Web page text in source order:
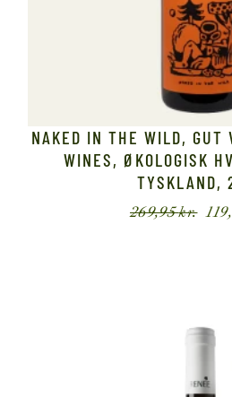
NAKED IN THE WILD, GUT
WINES, ØKOLOGISK
TYSKLAND,
269,95kr. Den
Den